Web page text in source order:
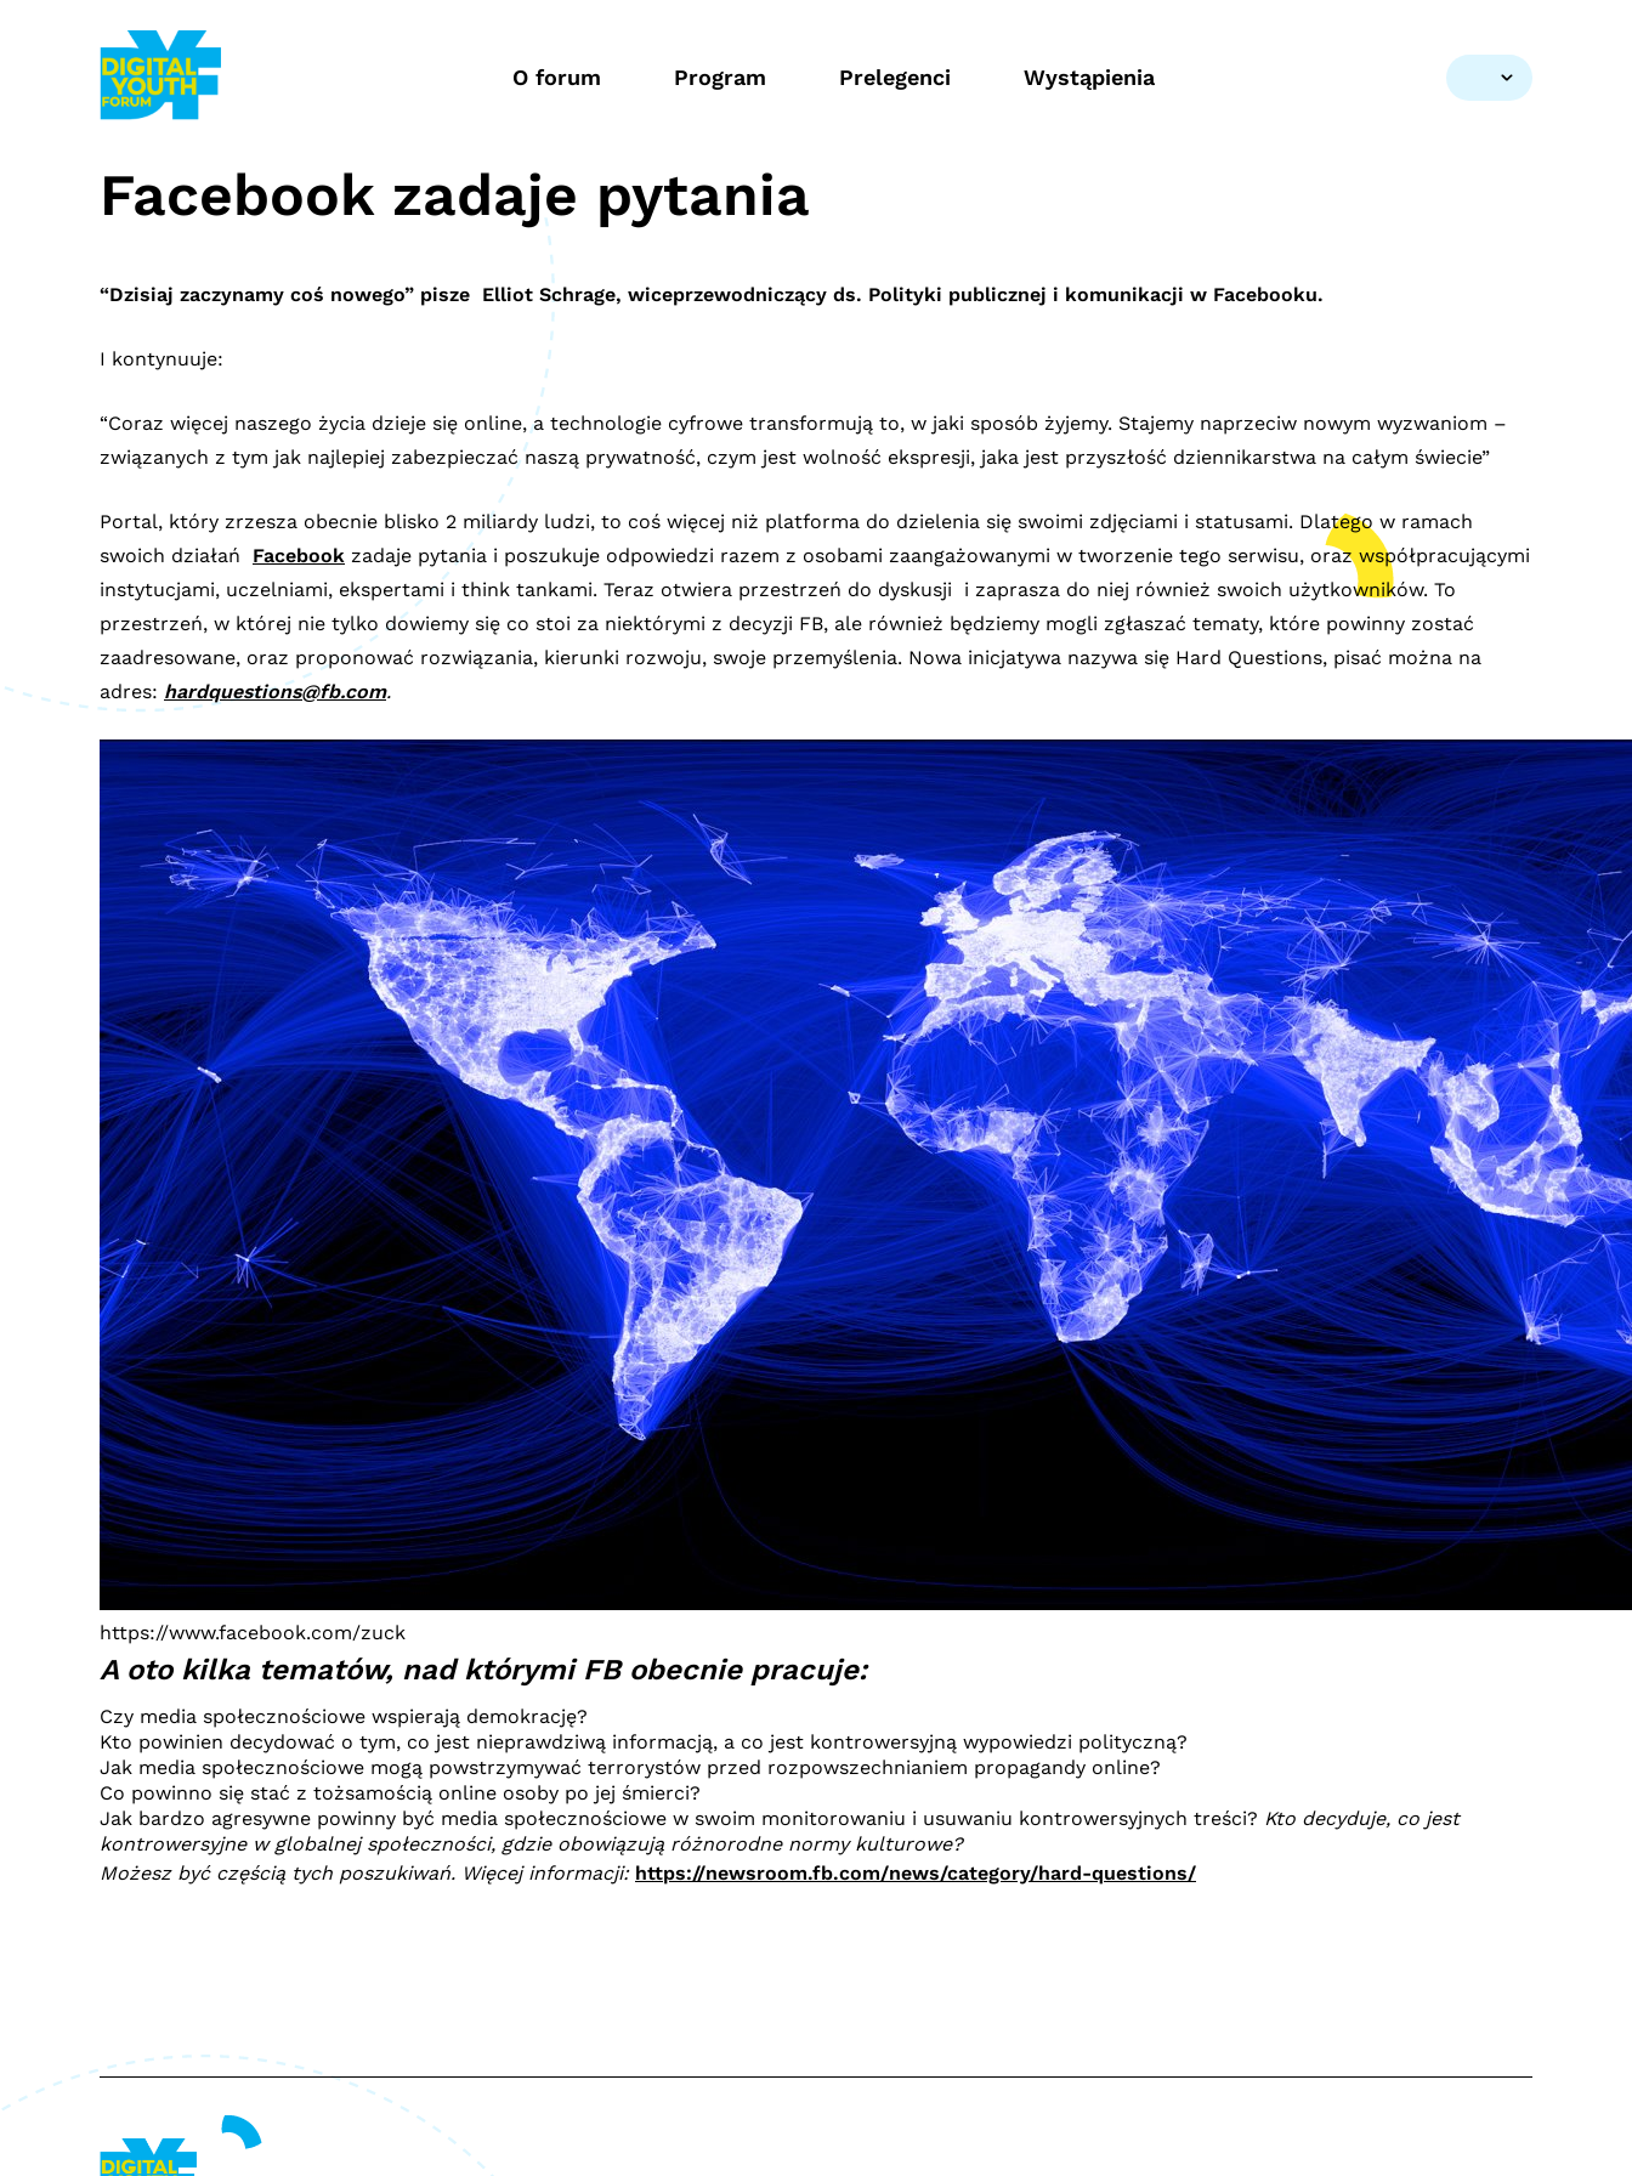
O forum Program Prelegenci Wystąpienia
Facebook zadaje pytania
“Dzisiaj zaczynamy coś nowego” pisze Elliot Schrage, wiceprzewodniczący ds. Polityki publicznej i komunikacji w Facebooku.
I kontynuuje:
“Coraz więcej naszego życia dzieje się online, a technologie cyfrowe transformują to, w jaki sposób żyjemy. Stajemy naprzeciw nowym wyzwaniom –
związanych z tym jak najlepiej zabezpieczać naszą prywatność, czym jest wolność ekspresji, jaka jest przyszłość dziennikarstwa na całym świecie”
Portal, który zrzesza obecnie blisko 2 miliardy ludzi, to coś więcej niż platforma do dzielenia się swoimi zdjęciami i statusami. Dlatego w ramach
swoich działań Facebook zadaje pytania i poszukuje odpowiedzi razem z osobami zaangażowanymi w tworzenie tego serwisu, oraz współpracującymi
instytucjami, uczelniami, ekspertami i think tankami. Teraz otwiera przestrzeń do dyskusji i zaprasza do niej również swoich użytkowników. To
przestrzeń, w której nie tylko dowiemy się co stoi za niektórymi z decyzji FB, ale również będziemy mogli zgłaszać tematy, które powinny zostać
zaadresowane, oraz proponować rozwiązania, kierunki rozwoju, swoje przemyślenia. Nowa inicjatywa nazywa się Hard Questions, pisać można na
adres: hardquestions@fb.com.
https://www.facebook.com/zuck
A oto kilka tematów, nad którymi FB obecnie pracuje:
Czy media społecznościowe wspierają demokrację?
Kto powinien decydować o tym, co jest nieprawdziwą informacją, a co jest kontrowersyjną wypowiedzi polityczną?
Jak media społecznościowe mogą powstrzymywać terrorystów przed rozpowszechnianiem propagandy online?
Co powinno się stać z tożsamością online osoby po jej śmierci?
Jak bardzo agresywne powinny być media społecznościowe w swoim monitorowaniu i usuwaniu kontrowersyjnych treści? Kto decyduje, co jest
kontrowersyjne w globalnej społeczności, gdzie obowiązują różnorodne normy kulturowe?
Możesz być częścią tych poszukiwań. Więcej informacji: https://newsroom.fb.com/news/category/hard-questions/